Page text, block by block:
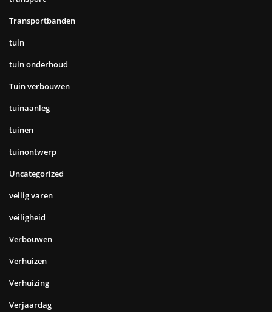
Transportbanden
tuin
tuin onderhoud
Tuin verbouwen
tuinaanleg
tuinen
tuinontwerp
Uncategorized
veilig varen
veiligheid
Verbouwen
Verhuizen
Verhuizing
Verjaardag